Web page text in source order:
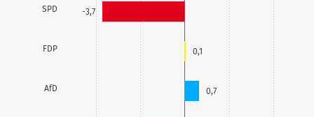
SPD
FDP
AfD
-3,7
0,1
0,7